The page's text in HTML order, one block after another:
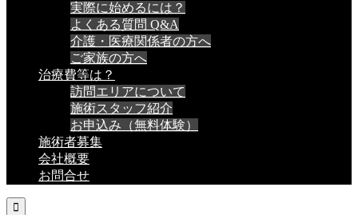
実際に始めるには？
よくある質問 Q&A
介護・医療関係者の方へ
ご家族の方へ
治療費等は？
訪問エリアについて
施術スタッフ紹介
お申込み（無料体験）
施術者募集
会社概要
お問合せ
